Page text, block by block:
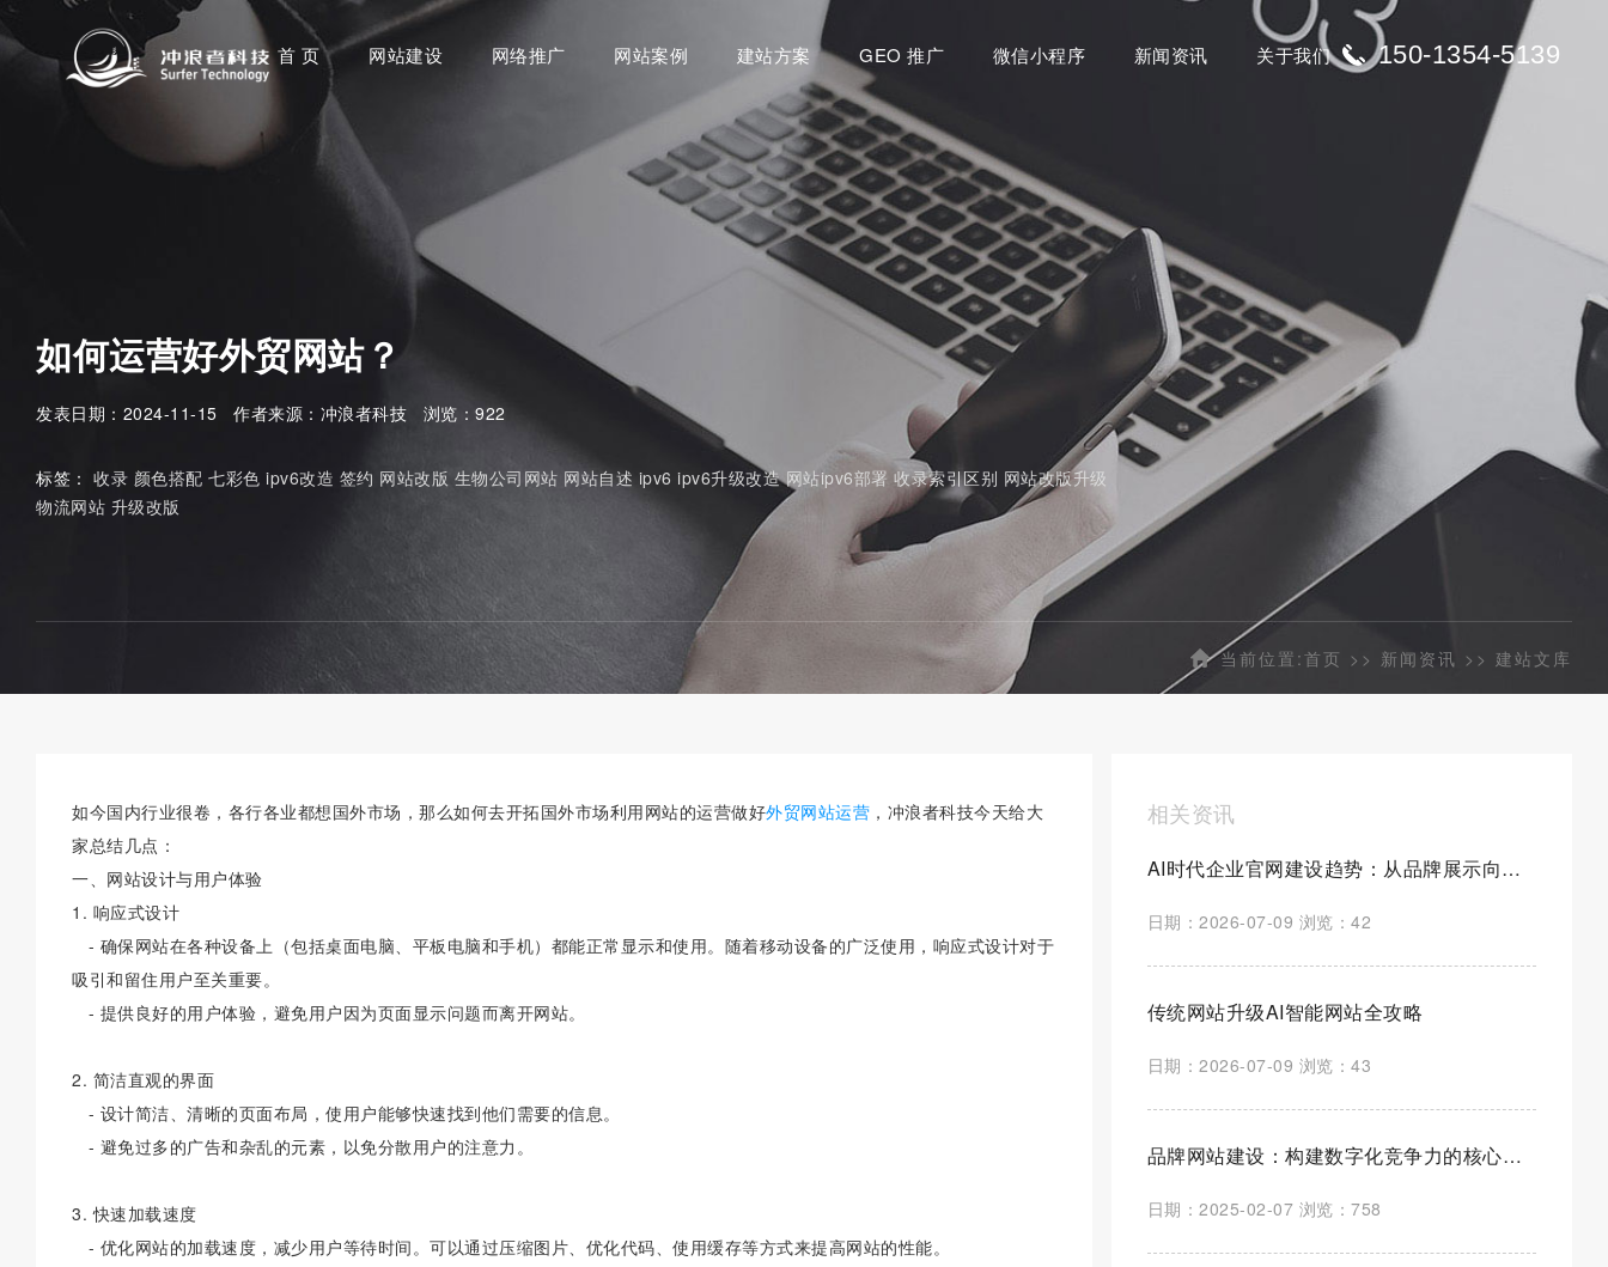
首 页 网站建设 网络推广 网站案例 建站方案 GEO 推广 微信小程序 新闻资讯 关于我们 150-1354-5139
如何运营好外贸网站？
发表日期：2024-11-15 作者来源：冲浪者科技 浏览：922
标签： 收录 颜色搭配 七彩色 ipv6改造 签约 网站改版 生物公司网站 网站自述 ipv6 ipv6升级改造 网站ipv6部署 收录索引区别 网站改版升级
物流网站 升级改版
当前位置:首页 >> 新闻资讯 >> 建站文库
如今国内行业很卷，各行各业都想国外市场，那么如何去开拓国外市场利用网站的运营做好外贸网站运营 ，冲浪者科技今天给大
家总结几点：
一、网站设计与用户体验
1. 响应式设计
- 确保网站在各种设备上（包括桌面电脑、平板电脑和手机）都能正常显示和使用。随着移动设备的广泛使用，响应式设计对于
吸引和留住用户至关重要。
- 提供良好的用户体验，避免用户因为页面显示问题而离开网站。
2. 简洁直观的界面
- 设计简洁、清晰的页面布局，使用户能够快速找到他们需要的信息。
- 避免过多的广告和杂乱的元素，以免分散用户的注意力。
3. 快速加载速度
- 优化网站的加载速度，减少用户等待时间。可以通过压缩图片、优化代码、使用缓存等方式来提高网站的性能。
相关资讯
AI时代企业官网建设趋势：从品牌展示向智能营销平台全面升级
日期：2026-07-09 浏览：42
传统网站升级AI智能网站全攻略
日期：2026-07-09 浏览：43
品牌网站建设：构建数字化竞争力的核心路径
日期：2025-02-07 浏览：758